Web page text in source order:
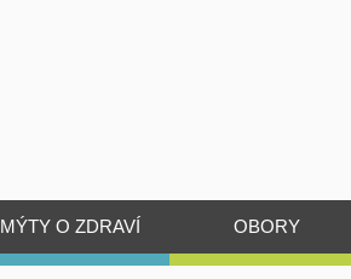
MÝTY O ZDRAVÍ OBORY